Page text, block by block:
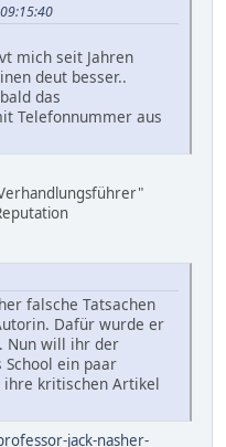
mich seit Jahren
deut besser..
das
Telefonnummer aus
falsche Tatsachen
Dafür wurde er
Nun will ihr der
School ein paar
ihre kritischen Artikel
jack-nasher-